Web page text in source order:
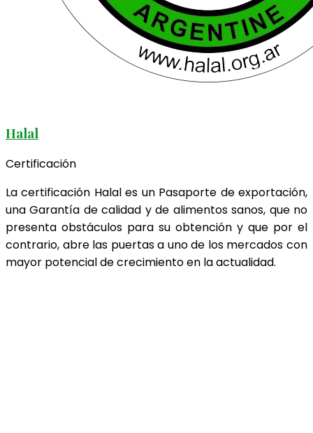
Halal
Certificación
La certificación Halal es un Pasaporte de exportación,
una Garantía de calidad y de alimentos sanos, que no
presenta obstáculos para su obtención y que por el
contrario, abre las puertas a uno de los mercados con
mayor potencial de crecimiento en la actualidad.